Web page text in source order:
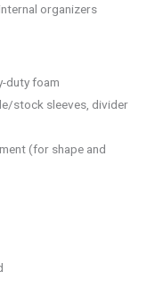
organizers
duty foam
stock sleeves, divider
(for shape and